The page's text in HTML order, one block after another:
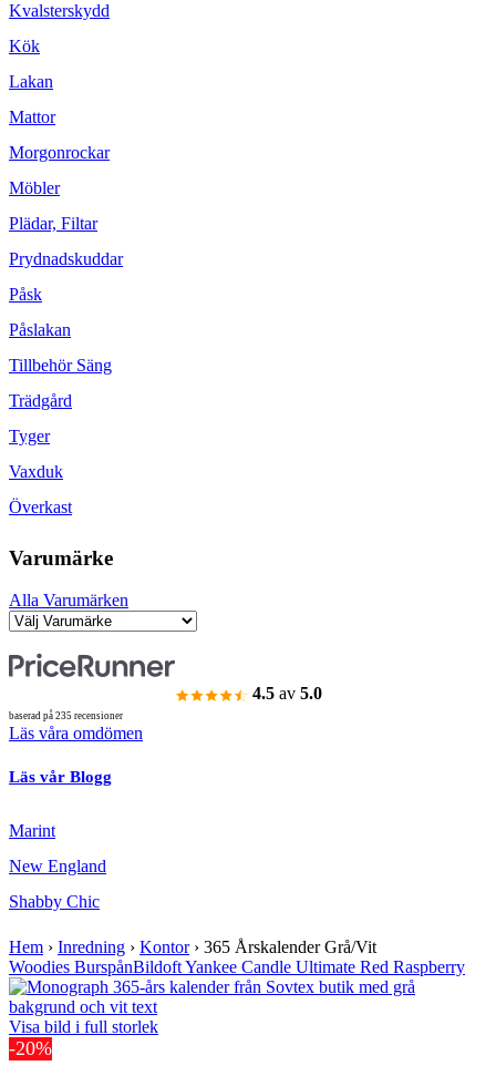
Kvalsterskydd
Kök
Lakan
Mattor
Morgonrockar
Möbler
Plädar, Filtar
Prydnadskuddar
Påsk
Påslakan
Tillbehör Säng
Trädgård
Tyger
Vaxduk
Överkast
Varumärke
Alla Varumärken
4.5 av 5.0
baserad på 235 recensioner
Läs våra omdömen
Läs vår Blogg
Marint
New England
Shabby Chic
Hem › Inredning › Kontor› 365 Årskalender Grå/Vit
Woodies BurspånBildoft Yankee Candle Ultimate Red Raspberry
Visa bild i full storlek
-20%